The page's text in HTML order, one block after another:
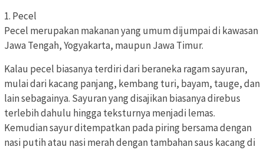
1. Pecel
Pecel merupakan makanan yang umum dijumpai di kawasan
Jawa Tengah, Yogyakarta, maupun Jawa Timur.
Kalau pecel biasanya terdiri dari beraneka ragam sayuran,
mulai dari kacang panjang, kembang turi, bayam, tauge, dan
lain sebagainya. Sayuran yang disajikan biasanya direbus
terlebih dahulu hingga teksturnya menjadi lemas.
Kemudian sayur ditempatkan pada piring bersama dengan
nasi putih atau nasi merah dengan tambahan saus kacang di